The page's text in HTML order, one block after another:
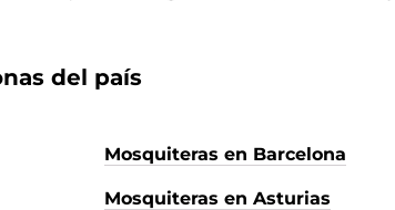
del país
Mosquiteras en Barcelona
Mosquiteras en Asturias